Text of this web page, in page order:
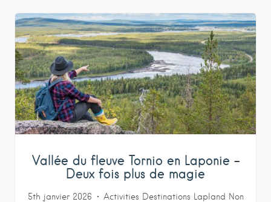
Vallée du fleuve Tornio en Laponie –
Deux fois plus de magie
5th janvier 2026 Activities Destinations Lapland Non